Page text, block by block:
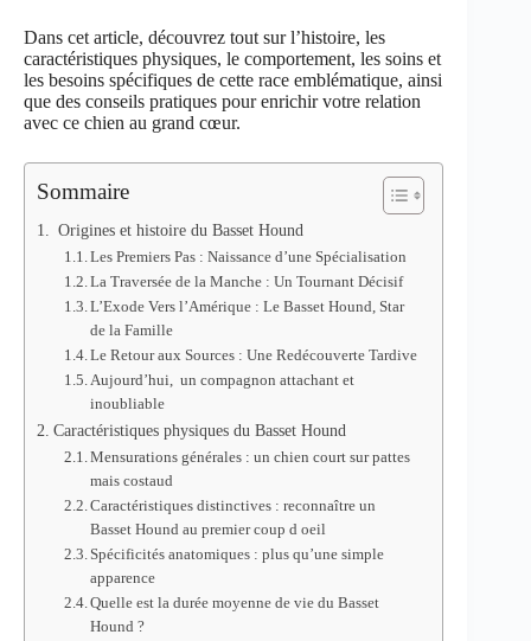
Dans cet article, découvrez tout sur l’histoire, les
caractéristiques physiques, le comportement, les soins et
les besoins spécifiques de cette race emblématique, ainsi
que des conseils pratiques pour enrichir votre relation
avec ce chien au grand cœur.
Sommaire
Origines et histoire du Basset Hound
Les Premiers Pas : Naissance d’une Spécialisation
La Traversée de la Manche : Un Tournant Décisif
L’Exode Vers l’Amérique : Le Basset Hound, Star
de la Famille
Le Retour aux Sources : Une Redécouverte Tardive
Aujourd’hui, un compagnon attachant et
inoubliable
Caractéristiques physiques du Basset Hound
Mensurations générales : un chien court sur pattes
mais costaud
Caractéristiques distinctives : reconnaître un
Basset Hound au premier coup d oeil
Spécificités anatomiques : plus qu’une simple
apparence
Quelle est la durée moyenne de vie du Basset
Hound ?